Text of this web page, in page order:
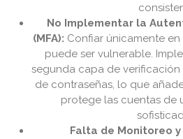
No Implementar la
(MFA): Confiar únicamente
puede ser vulnerable.
segunda capa de
de contraseñas, lo que
protege las cuentas de
Falta de Monitoreo